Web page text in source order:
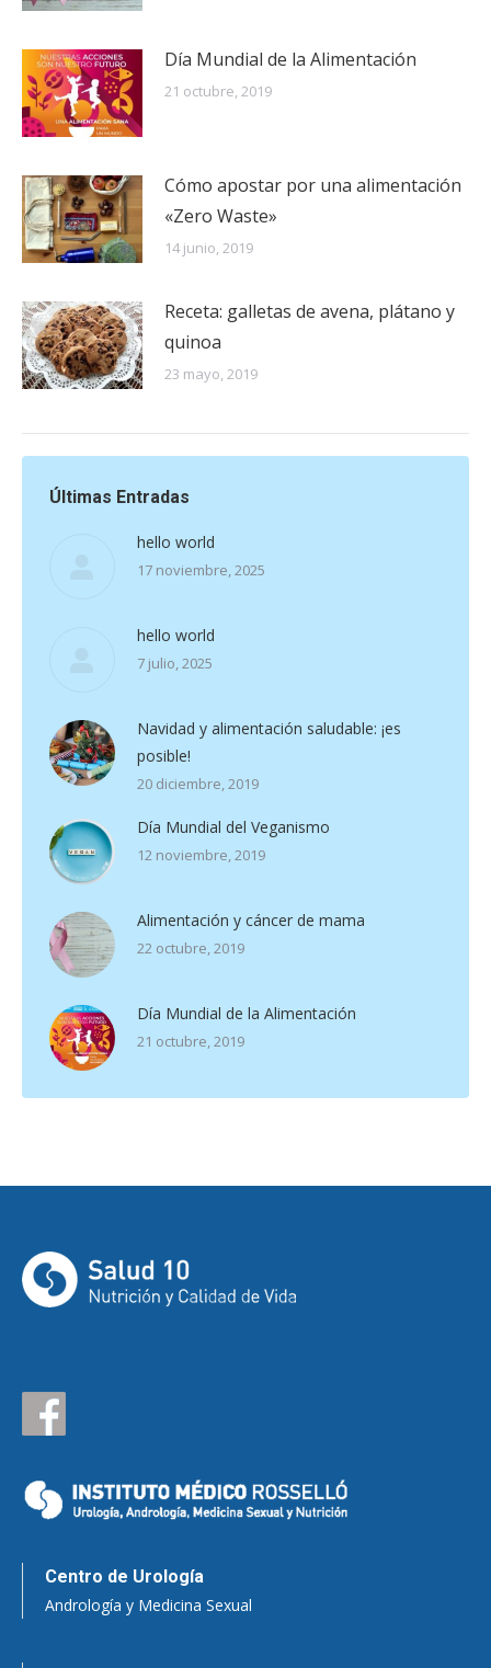
Día Mundial de la Alimentación
21 octubre, 2019
Cómo apostar por una alimentación
«Zero Waste»
14 junio, 2019
Receta: galletas de avena, plátano y
quinoa
23 mayo, 2019
Últimas Entradas
hello world
17 noviembre, 2025
hello world
7 julio, 2025
Navidad y alimentación saludable: ¡es
posible!
20 diciembre, 2019
Día Mundial del Veganismo
12 noviembre, 2019
Alimentación y cáncer de mama
22 octubre, 2019
Día Mundial de la Alimentación
21 octubre, 2019
Centro de Urología
Andrología y Medicina Sexual